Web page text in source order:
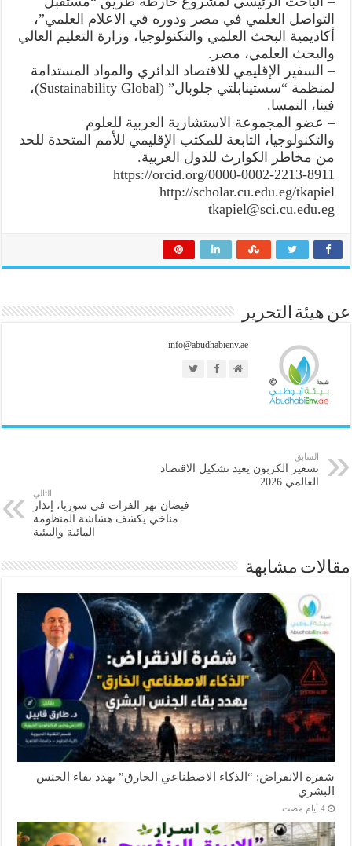
التواصل العلمي في مصر ودوره في الاعلام العلمي”،
أكاديمية البحث العلمي والتكنولوجيا، وزارة التعليم العالي
والبحث العلمي، مصر.
– السفير الإقليمي للاقتصاد الدائري والمواد المستدامة
لمنظمة “سستينابلتي جلوبال” (Sustainability Global)،
فينا، النمسا.
– عضو المجموعة الاستشارية العربية للعلوم
والتكنولوجيا، التابعة للمكتب الإقليمي للأمم المتحدة للحد
من مخاطر الكوارث للدول العربية.
https://orcid.org/0000-0002-2213-8911
http://scholar.cu.edu.eg/tkapiel
tkapiel@sci.cu.edu.eg
عن هيئة التحرير
info@abudhabienv.ae
السابق
تسعير الكربون يعيد تشكيل الاقتصاد
العالمي 2026
التالي
فيضان نهر الفرات في سوريا، إنذار
مناخي يكشف هشاشة المنظومة
المائية والبيئية
مقالات مشابهة
شفرة الانقراض: “الذكاء الاصطناعي الخارق” يهدد بقاء الجنس
البشري
‏4 أيام مضت